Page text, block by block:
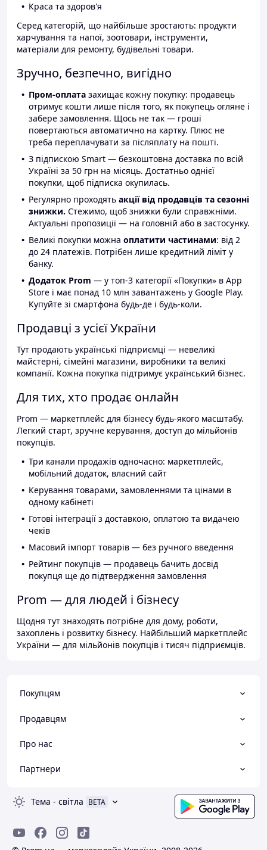
Краса та здоров'я
Серед категорій, що найбільше зростають: продукти
харчування та напої, зоотовари, інструменти,
матеріали для ремонту, будівельні товари.
Зручно, безпечно, вигідно
Пром-оплата захищає кожну покупку: продавець
отримує кошти лише після того, як покупець огляне і
забере замовлення. Щось не так — гроші
повертаються автоматично на картку. Плюс не
треба переплачувати за післяплату на пошті.
З підпискою Smart — безкоштовна доставка по всій
Україні за 50 грн на місяць. Достатньо однієї
покупки, щоб підписка окупилась.
Регулярно проходять акції від продавців та сезонні
знижки. Стежимо, щоб знижки були справжніми.
Актуальні пропозиції — на головній або в застосунку.
Великі покупки можна оплатити частинами: від 2
до 24 платежів. Потрібен лише кредитний ліміт у
банку.
Додаток Prom — у топ-3 категорії «Покупки» в App
Store і має понад 10 млн завантажень у Google Play.
Купуйте зі смартфона будь-де і будь-коли.
Продавці з усієї України
Тут продають українські підприємці — невеликі
майстерні, сімейні магазини, виробники та великі
компанії. Кожна покупка підтримує український бізнес.
Для тих, хто продає онлайн
Prom — маркетплейс для бізнесу будь-якого масштабу.
Легкий старт, зручне керування, доступ до мільйонів
покупців.
Три канали продажів одночасно: маркетплейс,
мобільний додаток, власний сайт
Керування товарами, замовленнями та цінами в
одному кабінеті
Готові інтеграції з доставкою, оплатою та видачею
чеків
Масовий імпорт товарів — без ручного введення
Рейтинг покупців — продавець бачить досвід
покупця ще до підтвердження замовлення
Prom — для людей і бізнесу
Щодня тут знаходять потрібне для дому, роботи,
захоплень і розвитку бізнесу. Найбільший маркетплейс
України — для мільйонів покупців і тисяч підприємців.
Покупцям
Продавцям
Про нас
Партнери
Тема - світла BETA